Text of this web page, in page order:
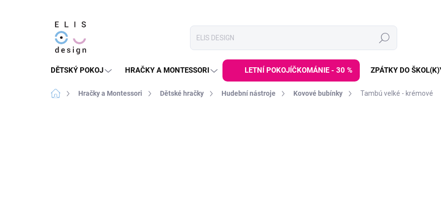
Hledat
DĚTSKÝ POKOJ HRAČKY A MONTESSORI LETNÍ POKOJÍČKOMÁNIE - 30 % ZPÁTKY DO
Domů Hračky a Montessori Dětské hračky Hudební nástroje Kovové bubínky Tambú velké - krémové